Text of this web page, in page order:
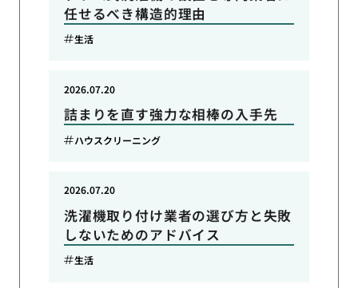
任せるべき構造的理由
生活
詰まりを直す強力な相棒の入手先
2026.07.20
ハウスクリーニング
洗濯機取り付け業者の選び方と失敗
しないためのアドバイス
2026.07.20
生活